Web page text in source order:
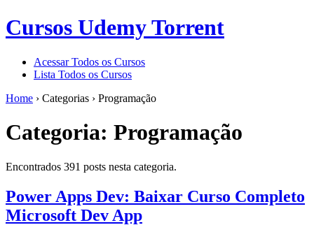
Cursos Udemy Torrent
Acessar Todos os Cursos
Lista Todos os Cursos
Home › Categorias › Programação
Categoria: Programação
Encontrados 391 posts nesta categoria.
Power Apps Dev: Baixar Curso Completo
Microsoft Dev App